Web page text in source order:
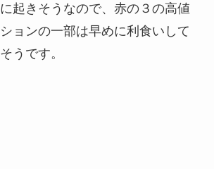
起きそうなので、赤の３の高値
ョンの一部は早めに利食いして
うです。